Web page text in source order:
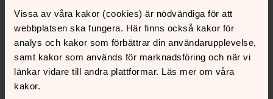
Vissa av våra kakor (cookies) är nödvändiga för att
webbplatsen ska fungera. Här finns också kakor för
analys och kakor som förbättrar din användarupplevelse,
samt kakor som används för marknadsföring och när vi
länkar vidare till andra plattformar. Läs mer om våra
kakor.
Senast ändrad 27 november 2025
Synpunkter eller frågor på sidans
innehåll?
bro.forsamling@svenskakyrkan.se